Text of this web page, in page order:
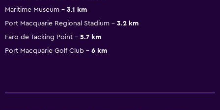
Maritime Museum
3.1 km
Port Macquarie Regional Stadium
3.2 km
Faro de Tacking Point
5.7 km
Port Macquarie Golf Club
6 km